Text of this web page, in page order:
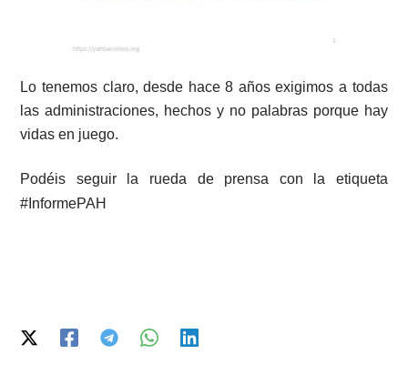
Lo tenemos claro, desde hace 8 años exigimos a todas
las administraciones, hechos y no palabras porque hay
vidas en juego.
Podéis seguir la rueda de prensa con la etiqueta
#InformePAH